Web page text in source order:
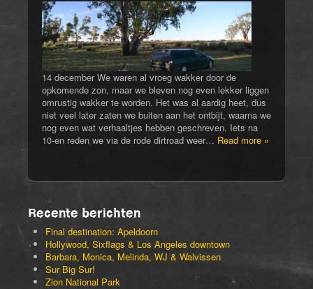
14 december We waren al vroeg wakker door de
opkomende zon, maar we bleven nog even lekker liggen
omrustig wakker te worden. Het was al aardig heet, dus
niet veel later zaten we buiten aan het ontbijt, waarna we
nog even wat verhaaltjes hebben geschreven. Iets na
10-en reden we via de rode dirtroad weer… Read more »
Recente berichten
Final destination: Apeldoorn
Hollywood, Sixflags & Los Angeles downtown
Barbara, Monica, Melinda, WJ & Walvissen
Sur Big Sur!
Zion National Park